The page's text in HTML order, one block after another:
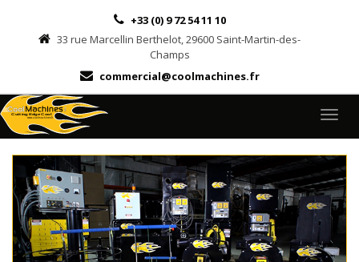
+33 (0) 9 72 54 11 10
33 rue Marcellin Berthelot, 29600 Saint-Martin-des-
Champs
commercial@coolmachines.fr